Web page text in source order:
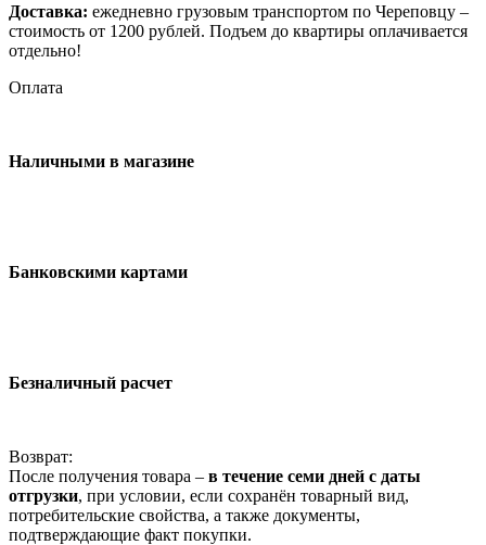
Доставка: ежедневно грузовым транспортом по Череповцу –
стоимость от 1200 рублей. Подъем до квартиры оплачивается
отдельно!
Оплата
Наличными в магазине
Банковскими картами
Безналичный расчет
Возврат:
После получения товара – в течение семи дней с даты
отгрузки, при условии, если сохранён товарный вид,
потребительские свойства, а также документы,
подтверждающие факт покупки.